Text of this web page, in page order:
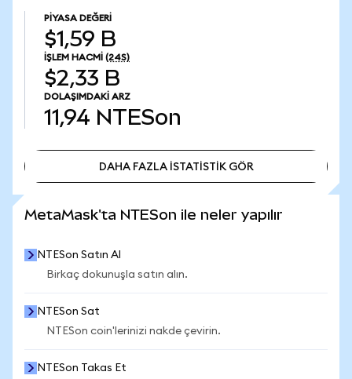
PIYASA DEĞERI
$1,59 B
İŞLEM HACMI (24S)
$2,33 B
DOLAŞIMDAKI ARZ
11,94 NTESon
DAHA FAZLA İSTATİSTİK GÖR
MetaMask'ta NTESon ile neler yapılır
NTESon Satın Al
Birkaç dokunuşla satın alın.
NTESon Sat
NTESon coin'lerinizi nakde çevirin.
NTESon Takas Et